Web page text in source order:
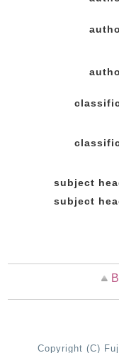
subject
subject
Copyright (C)